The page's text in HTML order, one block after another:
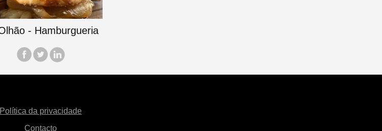
Política da privacidade
Contacto